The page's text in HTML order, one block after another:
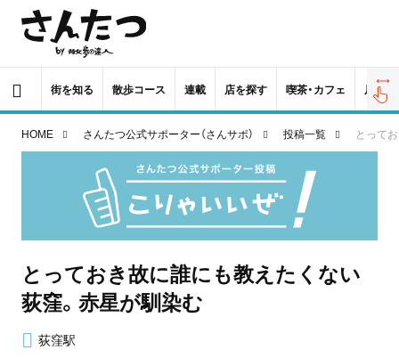
街を知る 散歩コース 連載 店を探す 喫茶・カフェ 居酒屋
HOME さんたつ公式サポーター（さんサポ） 投稿一覧 とって
とっておき故に誰にも教えたくない
荻窪。赤星が馴染む
荻窪駅